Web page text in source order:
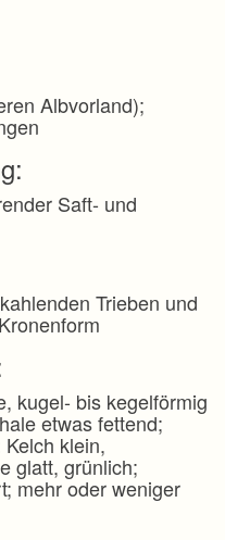
Albvorland);
Saft- und
Trieben und
kugel- bis kegelförmig
etwas fettend;
klein,
glatt, grünlich;
mehr oder weniger